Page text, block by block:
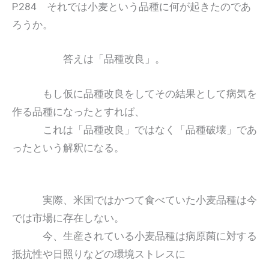
P.284 それでは小麦という品種に何が起きたのであ
ろうか。
答えは「品種改良」。
もし仮に品種改良をしてその結果として病気を
作る品種になったとすれば、
これは「品種改良」ではなく「品種破壊」であ
ったという解釈になる。
実際、米国ではかつて食べていた小麦品種は今
では市場に存在しない。
今、生産されている小麦品種は病原菌に対する
抵抗性や日照りなどの環境ストレスに